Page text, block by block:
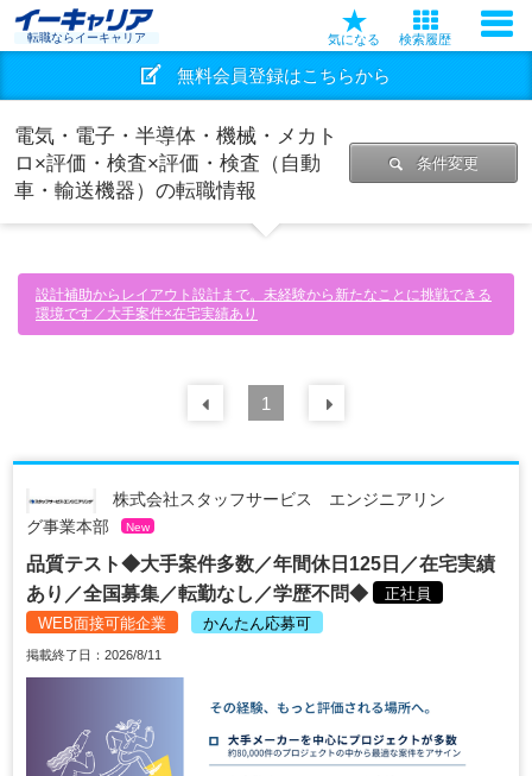
転職ならイーキャリア 気になる 検索履歴
無料会員登録はこちらから
電気・電子・半導体・機械・メカト
ロ×評価・検査×評価・検査（自動
車・輸送機器）の転職情報
条件変更
設計補助からレイアウト設計まで。未経験から新たなことに挑戦できる
環境です／大手案件×在宅実績あり
前の 件
1
株式会社スタッフサービス エンジニアリン
グ事業本部
New
品質テスト◆大手案件多数／年間休日125日／在宅実績
あり／全国募集／転勤なし／学歴不問◆
正社員
WEB面接可能企業
かんたん応募可
掲載終了日：2026/8/11